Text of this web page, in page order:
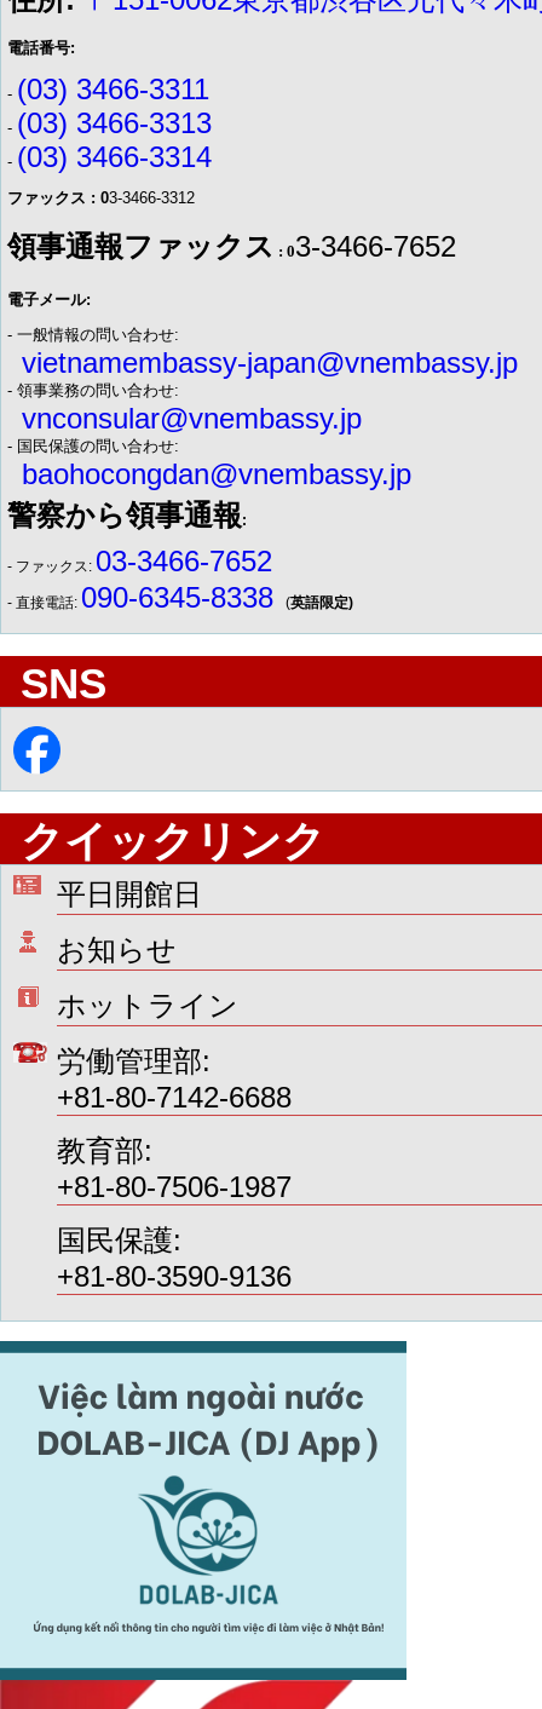
電話番号:
- (03) 3466-3311
- (03) 3466-3313
- (03) 3466-3314
ファックス : 03-3466-3312
領事通報ファックス : 03-3466-7652
電子メール:
- 一般情報の問い合わせ:
vietnamembassy-japan@vnembassy.jp
- 領事業務の問い合わせ:
vnconsular@vnembassy.jp
- 国民保護の問い合わせ:
baohocongdan@vnembassy.jp
警察から領事通報:
- ファックス: 03-3466-7652
- 直接電話: 090-6345-8338 (英語限定)
SNS
クイックリンク
平日開館日
お知らせ
ホットライン
労働管理部:
+81-80-7142-6688
教育部:
+81-80-7506-1987
国民保護:
+81-80-3590-9136